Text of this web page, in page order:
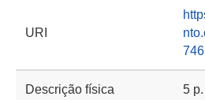
URI
746
Descrição física 5